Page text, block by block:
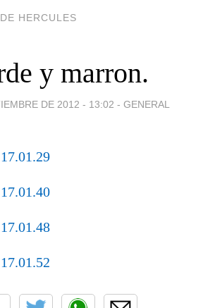
HERCULES
y marron.
DE 2012 - 13:02 - GENERAL